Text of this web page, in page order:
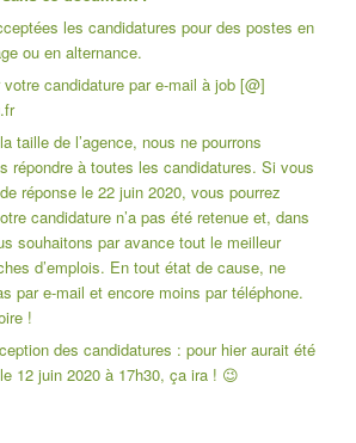
les candidatures pour des postes en
ou en alternance.
votre candidature par e-mail à job [@]
taille de l’agence, nous ne pourrons
répondre à toutes les candidatures. Si vous
réponse le 22 juin 2020, vous pourrez
candidature n’a pas été retenue et, dans
souhaitons par avance tout le meilleur
d’emplois. En tout état de cause, ne
par e-mail et encore moins par téléphone.
!
des candidatures : pour hier aurait été
12 juin 2020 à 17h30, ça ira ! 😉